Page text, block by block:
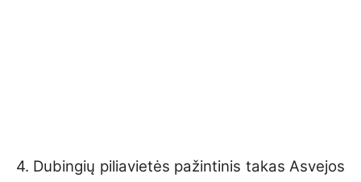
4. Dubingių piliavietės pažintinis takas Asvejos